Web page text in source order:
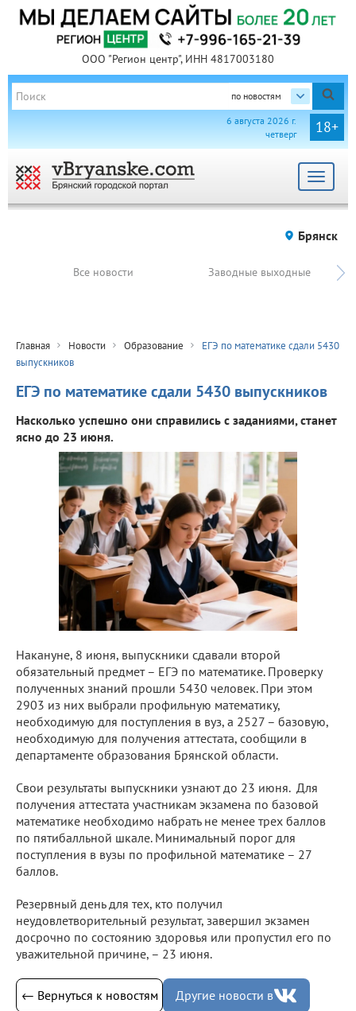
ООО "Регион центр", ИНН 4817003180
по новостям
18+
6 августа 2026 г.
четверг
Toggle
Брянск
Все новости Заводные выходные
Главная Новости Образование
ЕГЭ по математике сдали 5430
выпускников
ЕГЭ по математике сдали 5430 выпускников
Насколько успешно они справились с заданиями, станет
ясно до 23 июня.
Накануне, 8 июня, выпускники сдавали второй
обязательный предмет – ЕГЭ по математике. Проверку
полученных знаний прошли 5430 человек. При этом
2903 из них выбрали профильную математику,
необходимую для поступления в вуз, а 2527 – базовую,
необходимую для получения аттестата, сообщили в
департаменте образования Брянской области.
Свои результаты выпускники узнают до 23 июня. Для
получения аттестата участникам экзамена по базовой
математике необходимо набрать не менее трех баллов
по пятибалльной шкале. Минимальный порог для
поступления в вузы по профильной математике – 27
баллов.
Резервный день для тех, кто получил
неудовлетворительный результат, завершил экзамен
досрочно по состоянию здоровья или пропустил его по
уважительной причине, – 23 июня.
← Вернуться к новостям Другие новости в